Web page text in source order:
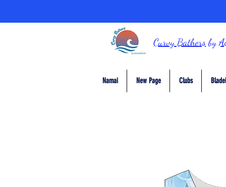
Curvy Bathersby
Namai New Page Clubs